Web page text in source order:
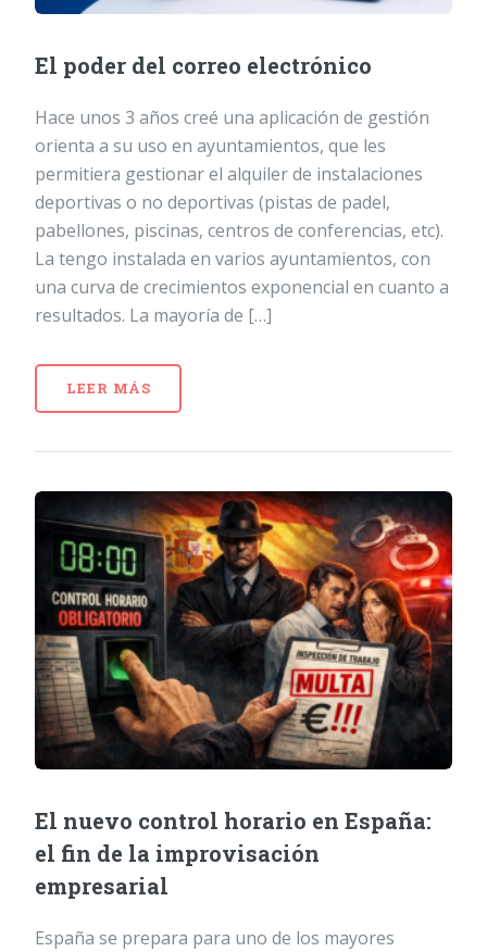
El poder del correo electrónico
Hace unos 3 años creé una aplicación de gestión
orienta a su uso en ayuntamientos, que les
permitiera gestionar el alquiler de instalaciones
deportivas o no deportivas (pistas de padel,
pabellones, piscinas, centros de conferencias, etc).
La tengo instalada en varios ayuntamientos, con
una curva de crecimientos exponencial en cuanto a
resultados. La mayoría de […]
LEER MÁS
El nuevo control horario en España:
el fin de la improvisación
empresarial
España se prepara para uno de los mayores